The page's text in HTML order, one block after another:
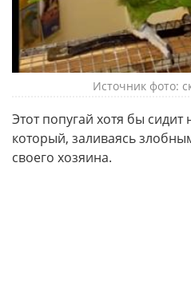
Источник фото:
Этот попугай хотя бы сидит
который, заливаясь
своего хозяина.